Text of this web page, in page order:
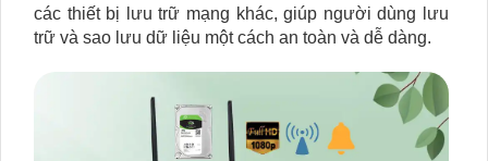
các thiết bị lưu trữ mạng khác, giúp người dùng lưu
trữ và sao lưu dữ liệu một cách an toàn và dễ dàng.